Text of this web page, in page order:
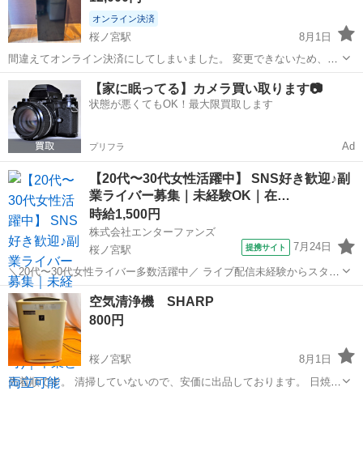
オンライン決済
桜ノ宮駅
8月1日
間違えてオンライン決済にしてしまいました。 変更できないため、現
金でのお支払いお願いします。 オフィスで使用していました。 比較的
綺麗だと思います。 〜商品詳細〜 メーカー:Hisense 年式:20...
大阪 大阪市 桜ノ宮駅 キッチン家電 Hisense
【家に眠ってる】カメラ買い取ります📷
状態が悪くてもOK！最大限買取します
プリフラ Ad
【20代〜30代女性活躍中】 SNS好き歓迎♪副
業ライバー募集｜未経験OK｜在…
時給1,500円
株式会社エンターファンズ
桜ノ宮駅
提携サイト 7月24日
＼20代〜30代女性ライバー多数活躍中／ ライブ配信未経験からスター
トした方がほとんど！ SNSやコミュニケーションが好きな方であれば
経験は問いません。 【所属特典】 ・専属マネージャーによるサポート
・未経験向け...
大阪 大阪市 桜ノ宮駅 その他
空気清浄機 SHARP
800円
桜ノ宮駅
8月1日
先着順です。 清掃していないので、安価に出品しております。 日焼け